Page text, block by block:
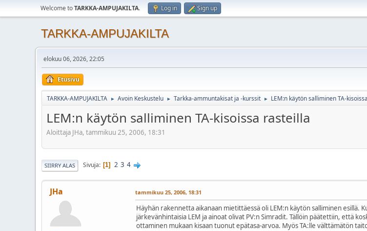
Welcome toTARKKA-AMPUJAKILTA. Log in Sign up
TARKKA-AMPUJAKILTA
elokuu 06, 2026, 22:05
Etusivu
TARKKA-AMPUJAKILTA ► Avoin Keskustelu ► Tarkka-ammuntakisat ja -kurssit ► LEM:n käytön salliminen TA-
LEM:n käytön salliminen TA-kisoissa rasteilla
Aloittaja JHa, tammikuu 25, 2006, 18:31
SIIRRY ALAS Sivuja 1 2 3 4
JHa tammikuu 25, 2006, 18:31
Häyhän rakennetta aikanaan mietittäessä oli LEM:n käytön salliminen esillä.
järkevänhintaisia LEM ja ainoat olivat PV:n Simradit. Tällöin päätettiin, että
ottaminen mukaan kisaan tuonut epätasa-arvoa. Myös TA:lle välttämätön